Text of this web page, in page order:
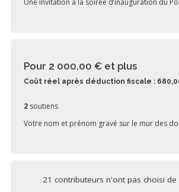
Une invitation à la soirée d’inauguration du
Pour 2 000,00 € et plus
Coût réel après déduction fiscale :
2 soutiens
Votre nom et prénom gravé sur le mur des
21 contributeurs n'ont pas choisi de